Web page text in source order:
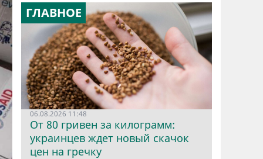
ГЛАВНОЕ
06.08.2026 11:48
От 80 гривен за килограмм:
украинцев ждет новый скачок
цен на гречку